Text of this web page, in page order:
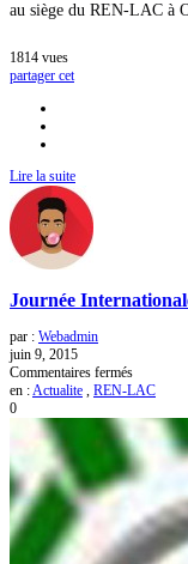
au siège du REN-LAC à
1814 vues
partager cet
Lire la suite
Journée
par : Webadmin
juin 9, 2015
Commentaires fermés
Journée
Lutte
contre
la
en : Actualite
REN-LAC
0